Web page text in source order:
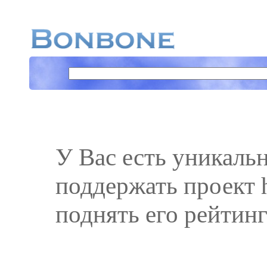
У Вас есть
поддержать
поднять его